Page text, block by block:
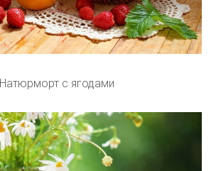
Натюрморт с ягодами